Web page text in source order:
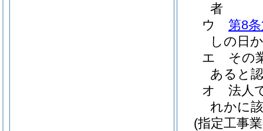
者
ウ
第8
しの日
エ
その
あると
オ
法人
れかに
(指定工事